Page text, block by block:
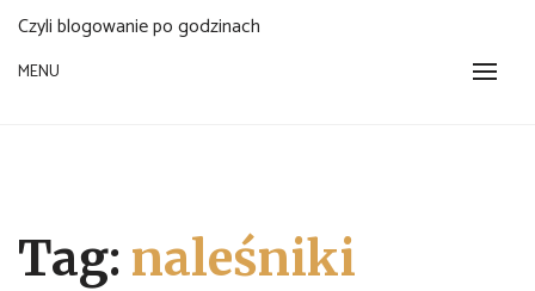
Czyli blogowanie po godzinach
MENU
Tag: naleśniki